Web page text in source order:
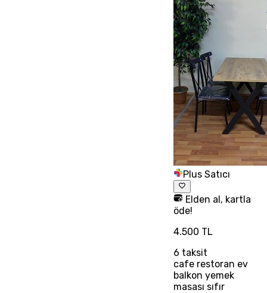
Plus Satıcı
Elden al, kartla
öde!
4.500 TL
6 taksit
cafe restoran ev
balkon yemek
masası sıfır